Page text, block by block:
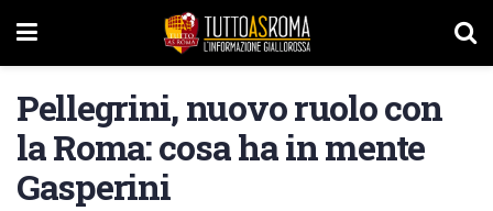
Pellegrini, nuovo ruolo con
la Roma: cosa ha in mente
Gasperini